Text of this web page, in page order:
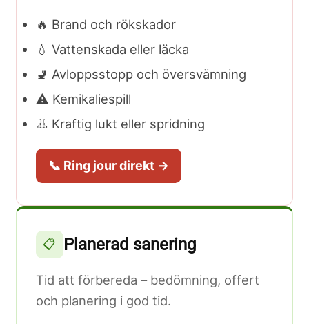
🔥 Brand och rökskador
💧 Vattenskada eller läcka
🚽 Avloppsstopp och översvämning
⚠️ Kemikaliespill
👃 Kraftig lukt eller spridning
📞 Ring jour direkt →
📋 Planerad sanering
Tid att förbereda – bedömning, offert
och planering i god tid.